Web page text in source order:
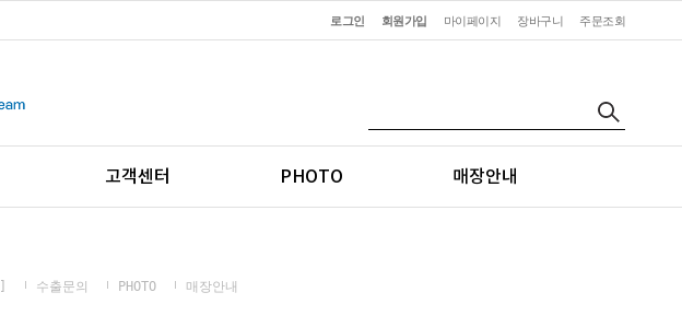
로그인 회원가입 마이페이지 장바구니 주문조회
고객센터 PHOTO 매장안내
수출문의 PHOTO 매장안내